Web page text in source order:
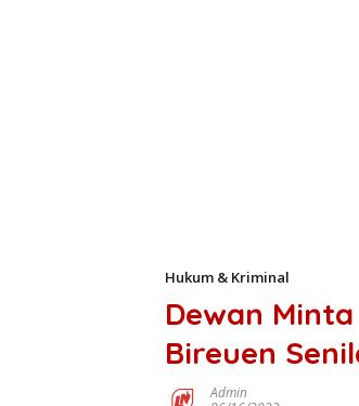
Hukum & Kriminal
Dewan
Bireuen
Admin